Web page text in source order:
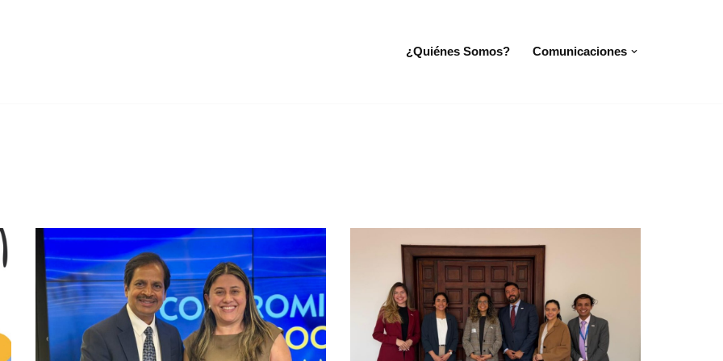
¿Quiénes Somos? Comunicaciones